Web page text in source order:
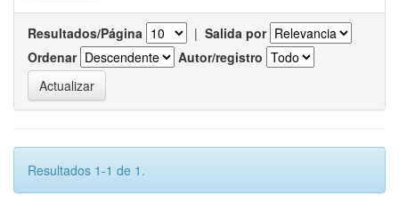
Resultados/Página | Salida por
Ordenar
Autor/registro
Resultados 1-1 de 1.